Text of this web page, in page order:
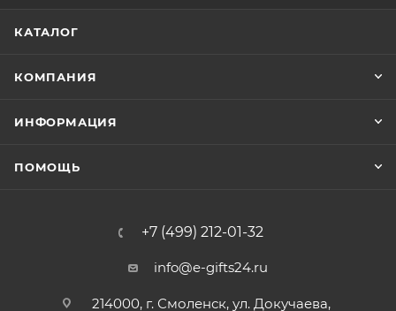
КАТАЛОГ
КОМПАНИЯ
ИНФОРМАЦИЯ
ПОМОЩЬ
+7 (499) 212-01-32
info@e-gifts24.ru
214000, г. Смоленск, ул. Докучаева,